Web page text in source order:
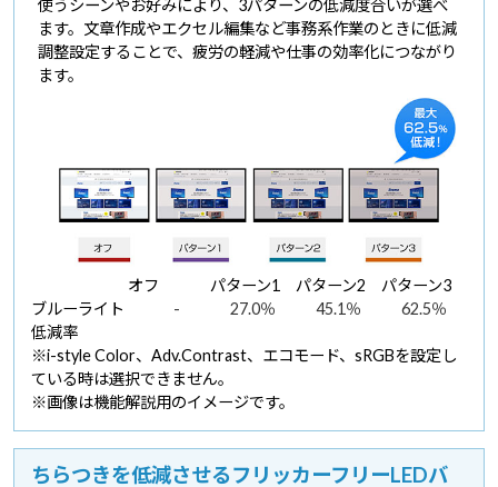
使うシーンやお好みにより、3パターンの低減度合いが選べ
ます。文章作成やエクセル編集など事務系作業のときに低減
調整設定することで、疲労の軽減や仕事の効率化につながり
ます。
オフ パターン1 パターン2
パターン3
ブルーライト
低減率
- 27.0％ 45.1％ 62.5％
※i-style Color、Adv.Contrast、エコモード、sRGBを設定し
ている時は選択できません。
※画像は機能解説用のイメージです。
ちらつきを低減させるフリッカーフリーLEDバ